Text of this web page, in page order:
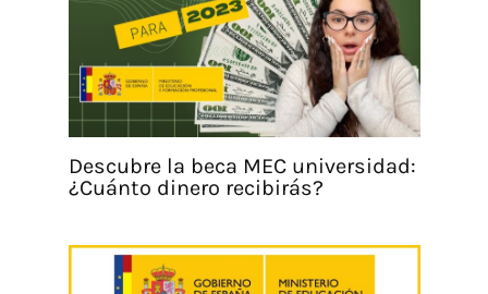
Descubre la beca MEC universidad:
¿Cuánto dinero recibirás?